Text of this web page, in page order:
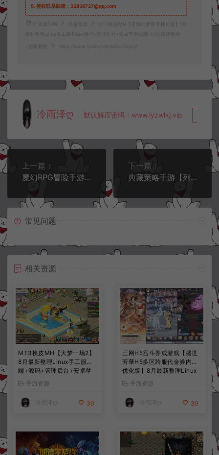
5. 侵权联系邮箱：32838727@qq.com
阿泽源码网 手游资源
MT3换皮MH【星海幻梦尊享挂机版】1月
最新整理Linux手工服务端+源码+管理后台+安卓苹果双端+详细搭建教程
+视频教程 https://www.lyzwlkj.vip/56522/syzy/
冷雨泽ღ 默认解压密码：www.lyzwlkj.vip
上一篇：
魔幻RPG冒险手游【暗黑天域-战场之翼H5】1月最新整理Linux手工服务端+全套源码+CDK授权后台+安卓苹果H5三端+详细搭建教程+视频教程
下一篇：
典藏策略手游【列王的纷争V6.5】1月最新整理Win一键服务端+安卓+详细搭建教程
常见问题
相关资源
MT3换皮MH【大梦一场2】
8月最新整理Linux手工服务
端+源码+管理后台+安卓苹
果双端+详细搭建教程+视频
教程
手游资源
冷雨泽ღ 30
三网H5宫斗养成游戏【盛世
芳華H5多区跨服代金券内购
优化版】8月最新整理Linux
手工服务端+CDK授权后台
+全资源安卓+详细搭建教程
+视频教程
手游资源
冷雨泽ღ 30